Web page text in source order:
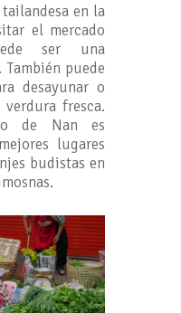
en la
el mercado
ser una
puede
desayunar o
fresca.
de Nan es
lugares
budistas en